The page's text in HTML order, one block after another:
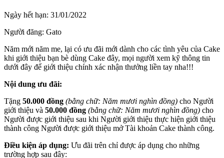
Ngày hết hạn: 31/01/2022
Người đăng: Gato
Năm mới năm me, lại có ưu đãi mới dành cho các tình yêu của Cake
khi giới thiệu bạn bè dùng Cake đây, mọi người xem kỹ thông tin
dưới đây để giới thiệu chính xác nhận thưởng liền tay nha!!!
Nội dung ưu đãi:
Tặng 50.000 đồng (bằng chữ: Năm mươi nghìn đồng) cho Người
giới thiệu và 50.000 đồng (bằng chữ: Năm mươi nghìn đồng) cho
Người được giới thiệu sau khi Người giới thiệu thực hiện giới thiệu
thành công Người được giới thiệu mở Tài khoản Cake thành công.
Điều kiện áp dụng: Ưu đãi trên chỉ được áp dụng cho những
trường hợp sau đây: